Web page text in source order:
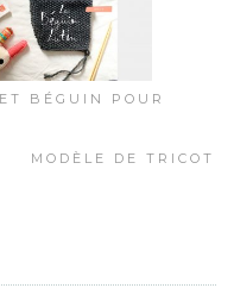
BÉGUIN POUR
MODÈLE DE TRICOT